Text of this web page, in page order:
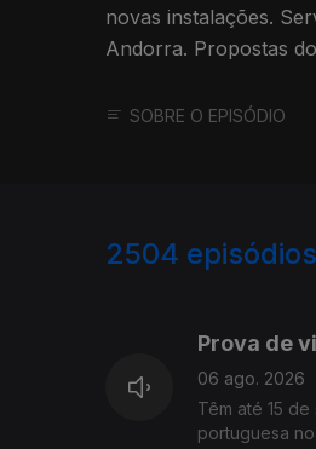
novas instalações.
Andorra. Propostas
SOBRE O EPISÓDIO
2504
Prova de
06 ago. 2026
Têm até 15
portuguesa